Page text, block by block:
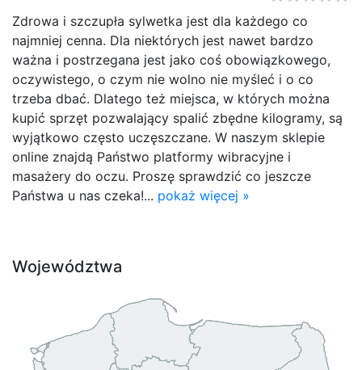
Zdrowa i szczupła sylwetka jest dla każdego co
najmniej cenna. Dla niektórych jest nawet bardzo
ważna i postrzegana jest jako coś obowiązkowego,
oczywistego, o czym nie wolno nie myśleć i o co
trzeba dbać. Dlatego też miejsca, w których można
kupić sprzęt pozwalający spalić zbędne kilogramy, są
wyjątkowo często uczęszczane. W naszym sklepie
online znajdą Państwo platformy wibracyjne i
masażery do oczu. Proszę sprawdzić co jeszcze
Państwa u nas czeka!... pokaż więcej »
Województwa